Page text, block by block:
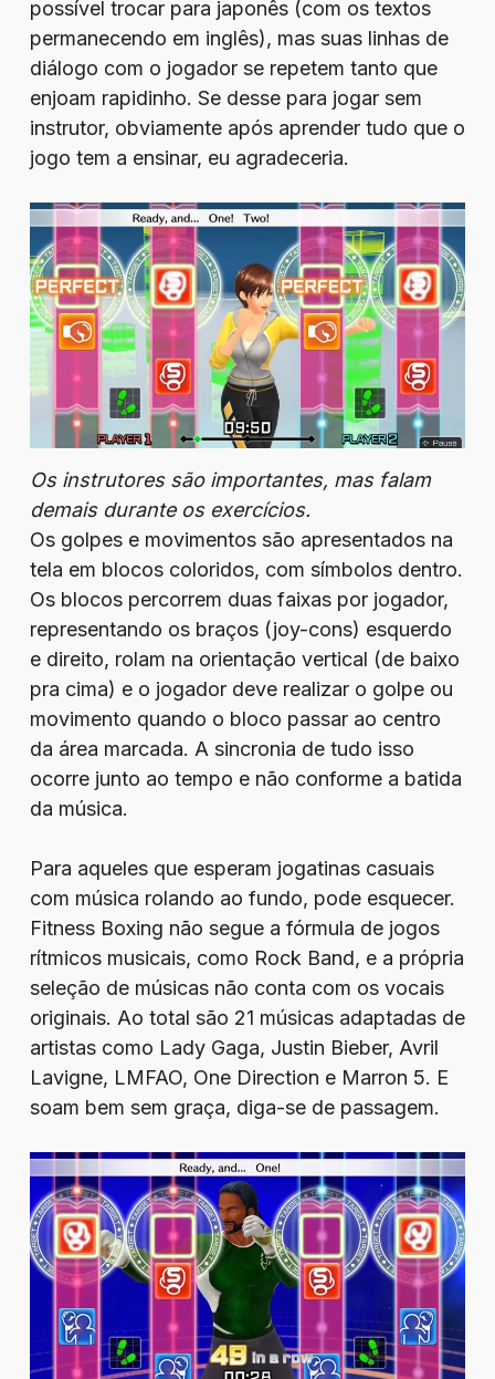
possível trocar para japonês (com os textos
permanecendo em inglês), mas suas linhas de
diálogo com o jogador se repetem tanto que
enjoam rapidinho. Se desse para jogar sem
instrutor, obviamente após aprender tudo que o
jogo tem a ensinar, eu agradeceria.
Os instrutores são importantes, mas falam
demais durante os exercícios.
Os golpes e movimentos são apresentados na
tela em blocos coloridos, com símbolos dentro.
Os blocos percorrem duas faixas por jogador,
representando os braços (joy-cons) esquerdo
e direito, rolam na orientação vertical (de baixo
pra cima) e o jogador deve realizar o golpe ou
movimento quando o bloco passar ao centro
da área marcada. A sincronia de tudo isso
ocorre junto ao tempo e não conforme a batida
da música.
Para aqueles que esperam jogatinas casuais
com música rolando ao fundo, pode esquecer.
Fitness Boxing não segue a fórmula de jogos
rítmicos musicais, como Rock Band, e a própria
seleção de músicas não conta com os vocais
originais. Ao total são 21 músicas adaptadas de
artistas como Lady Gaga, Justin Bieber, Avril
Lavigne, LMFAO, One Direction e Marron 5. E
soam bem sem graça, diga-se de passagem.